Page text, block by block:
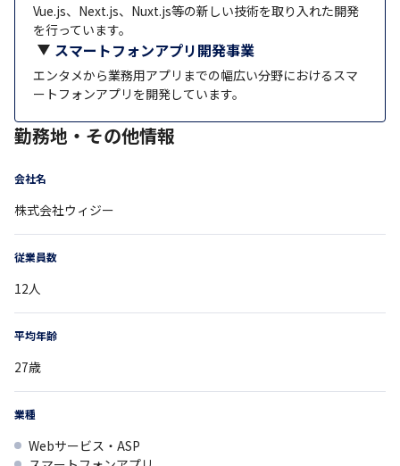
Vue.js、Next.js、Nuxt.js等の新しい技術を取り入れた開発
を行っています。
スマートフォンアプリ開発事業
エンタメから業務用アプリまでの幅広い分野におけるスマ
ートフォンアプリを開発しています。
勤務地・その他情報
会社名
株式会社ウィジー
従業員数
12人
平均年齢
27歳
業種
Webサービス・ASP